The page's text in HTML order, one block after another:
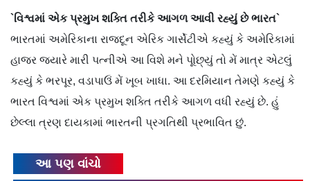
`વિશ્વમાં એક પ્રમુખ શક્તિ તરીકે આગળ આવી રહ્યું છે ભારત`
ભારતમાં અમેરિકાના રાજદૂન એરિક ગાર્સેટીએ કહ્યું કે અમેરિકામાં
હાજર જ્યારે મારી પત્નીએ આ વિશે મને પૂોછ્યું તો મેં માત્ર એટલું
કહ્યું કે ભરપૂર, વડાપાઉં મેં ખૂબ ખાધા. આ દરમિયાન તેમણે કહ્યું કે
ભારત વિશ્વમાં એક પ્રમુખ શક્તિ તરીકે આગળ વધી રહ્યું છે. હું
છેલ્લા ત્રણ દાયકામાં ભારતની પ્રગતિથી પ્રભાવિત છું.
આ પણ વાંચો